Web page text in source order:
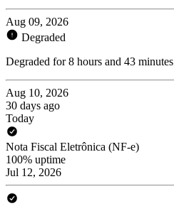
Aug 09, 2026
Degraded
Degraded for 8 hours and 43 minutes
Aug 10, 2026
30 days ago
Today
Nota Fiscal Eletrônica (NF-e)
100% uptime
Jul 12, 2026